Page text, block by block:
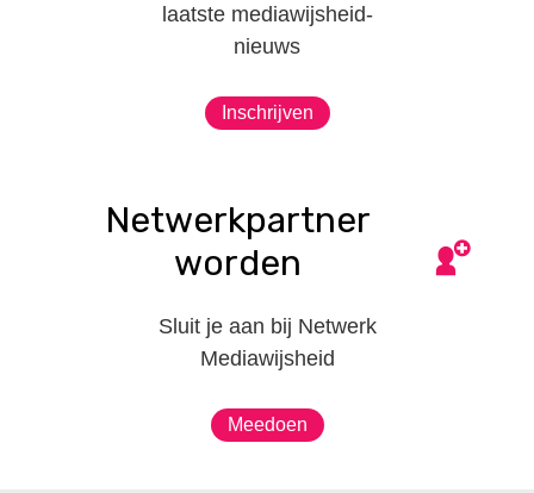
laatste mediawijsheid-
nieuws
Inschrijven
Netwerkpartner
worden
Sluit je aan bij Netwerk
Mediawijsheid
Meedoen